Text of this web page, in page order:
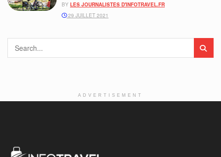
BY LES JOURNALISTES D'INFOTRAVEL.FR
29 JUILLET 2021
ADVERTISEMENT